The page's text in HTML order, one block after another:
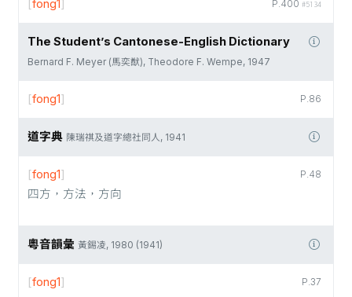
P.400 #5134
[fong1
The Student’s Cantonese-English Dictionary
Bernard F. Meyer (馬奕猷), Theodore F. Wempe, 1947
P.86
[fong1]
道字典 陳瑞祺及道字總社同人, 1941
P.48
[fong1]
四方，方法，方向
粵音韻彙 黃錫凌, 1980 (1941)
P.37
[fong1]